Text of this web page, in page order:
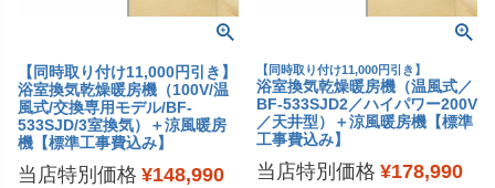
【同時取り付け11,000円引き】
浴室換気乾燥暖房機（100V/温
風式/交換専用モデル/BF-
533SJD/3室換気）＋涼風暖房
機【標準工事費込み】
当店特別価格 ¥148,990
【同時取り付け11,000円引き】
浴室換気乾燥暖房機（温風式／
BF-533SJD2／ハイパワー200V
／天井型）＋涼風暖房機【標準
工事費込み】
当店特別価格 ¥178,990